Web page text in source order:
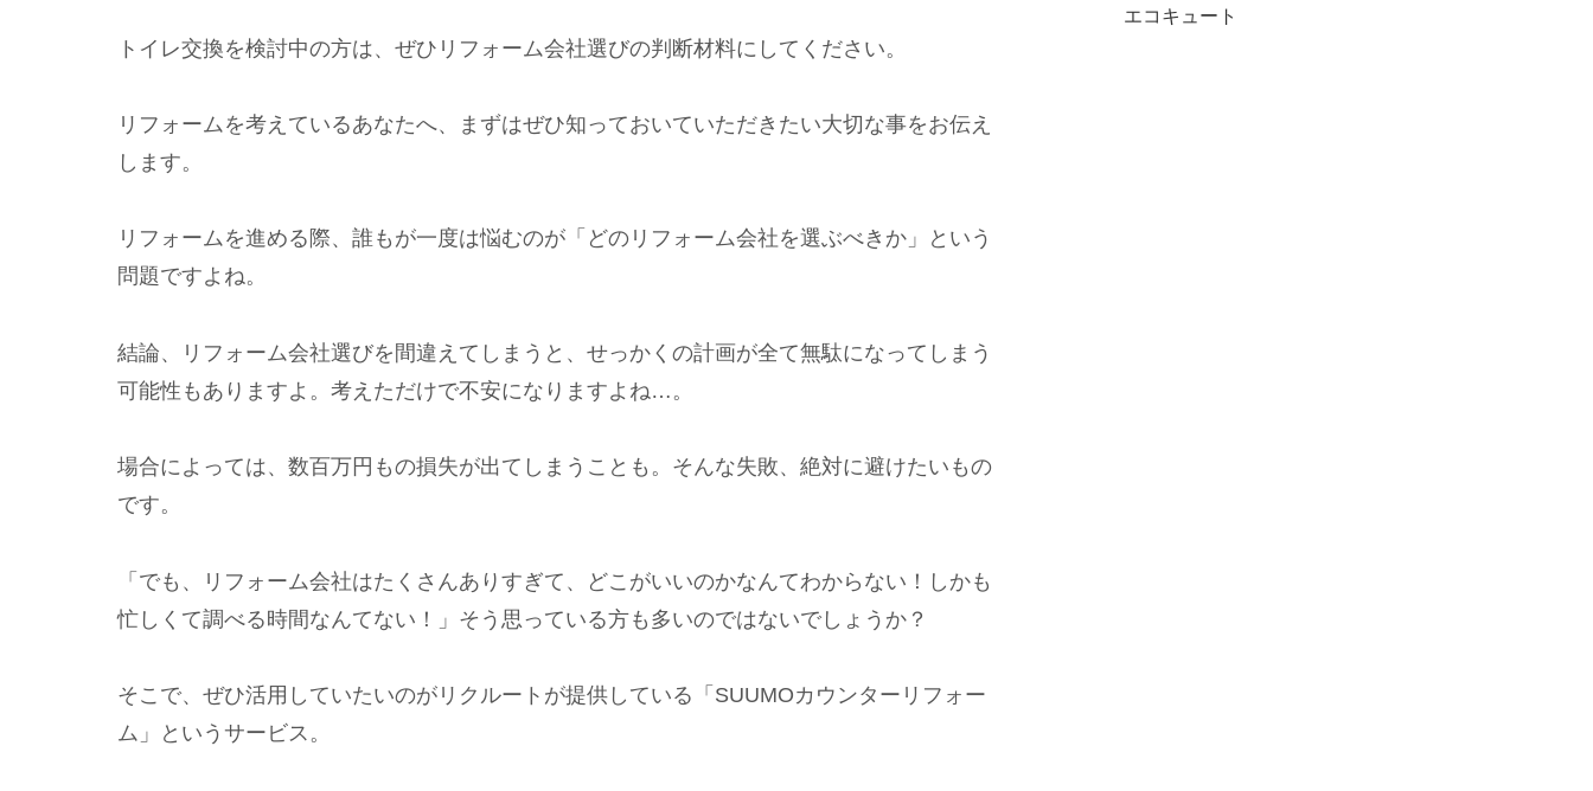
トイレ交換を検討中の方は、ぜひリフォーム会社選びの判断材料にしてください。
リフォームを考えているあなたへ、まずはぜひ知っておいていただきたい大切な事をお伝え
します。
リフォームを進める際、誰もが一度は悩むのが「どのリフォーム会社を選ぶべきか」という
問題ですよね。
結論、リフォーム会社選びを間違えてしまうと、せっかくの計画が全て無駄になってしまう
可能性もありますよ。考えただけで不安になりますよね…。
場合によっては、数百万円もの損失が出てしまうことも。そんな失敗、絶対に避けたいもの
です。
「でも、リフォーム会社はたくさんありすぎて、どこがいいのかなんてわからない！しかも
忙しくて調べる時間なんてない！」そう思っている方も多いのではないでしょうか？
そこで、ぜひ活用していたいのがリクルートが提供している「SUUMOカウンターリフォー
ム」というサービス。
エコキュート